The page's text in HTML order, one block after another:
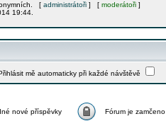
[ administrátoři ] [ moderátoři ]
19:44.
mě automaticky při každé návštěvě
nové příspěvky Fórum je zamčeno